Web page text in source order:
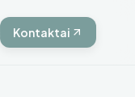
Kontaktai